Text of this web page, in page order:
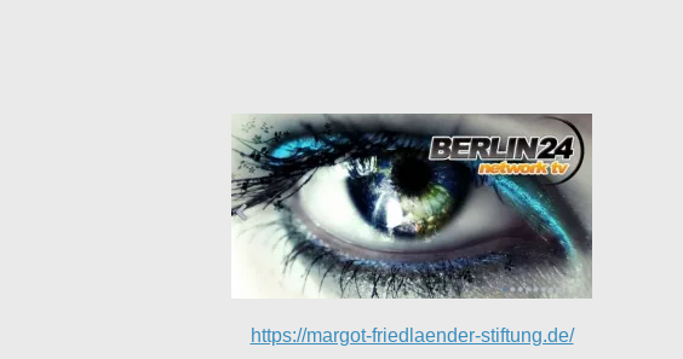
https://margot-friedlaender-stiftung.de/